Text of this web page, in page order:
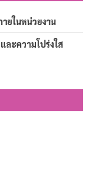
ยในหน่วยงาน
ละความโปร่งใส